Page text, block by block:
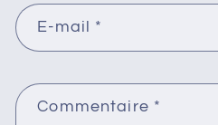
E-mail *
Commentaire *